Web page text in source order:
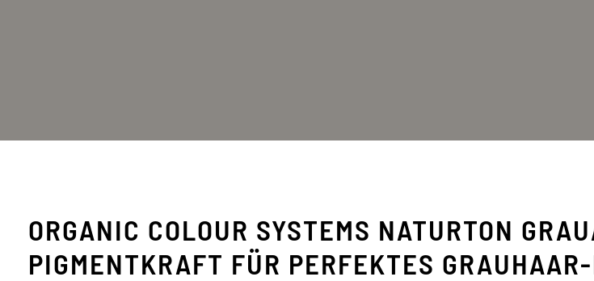
ORGANIC COLOUR SYSTEMS NATURTON
PIGMENTKRAFT FÜR PERFEKTES